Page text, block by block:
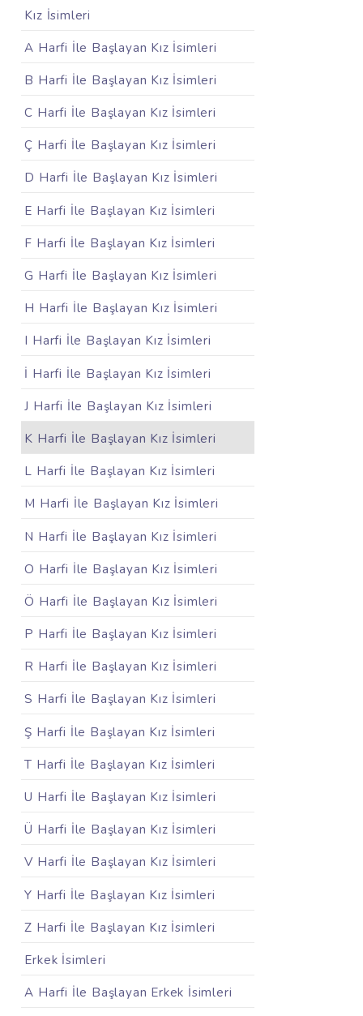
Kız İsimleri
A Harfi İle Başlayan Kız İsimleri
B Harfi İle Başlayan Kız İsimleri
C Harfi İle Başlayan Kız İsimleri
Ç Harfi İle Başlayan Kız İsimleri
D Harfi İle Başlayan Kız İsimleri
E Harfi İle Başlayan Kız İsimleri
F Harfi İle Başlayan Kız İsimleri
G Harfi İle Başlayan Kız İsimleri
H Harfi İle Başlayan Kız İsimleri
I Harfi İle Başlayan Kız İsimleri
İ Harfi İle Başlayan Kız İsimleri
J Harfi İle Başlayan Kız İsimleri
K Harfi İle Başlayan Kız İsimleri
L Harfi İle Başlayan Kız İsimleri
M Harfi İle Başlayan Kız İsimleri
N Harfi İle Başlayan Kız İsimleri
O Harfi İle Başlayan Kız İsimleri
Ö Harfi İle Başlayan Kız İsimleri
P Harfi İle Başlayan Kız İsimleri
R Harfi İle Başlayan Kız İsimleri
S Harfi İle Başlayan Kız İsimleri
Ş Harfi İle Başlayan Kız İsimleri
T Harfi İle Başlayan Kız İsimleri
U Harfi İle Başlayan Kız İsimleri
Ü Harfi İle Başlayan Kız İsimleri
V Harfi İle Başlayan Kız İsimleri
Y Harfi İle Başlayan Kız İsimleri
Z Harfi İle Başlayan Kız İsimleri
Erkek İsimleri
A Harfi İle Başlayan Erkek İsimleri